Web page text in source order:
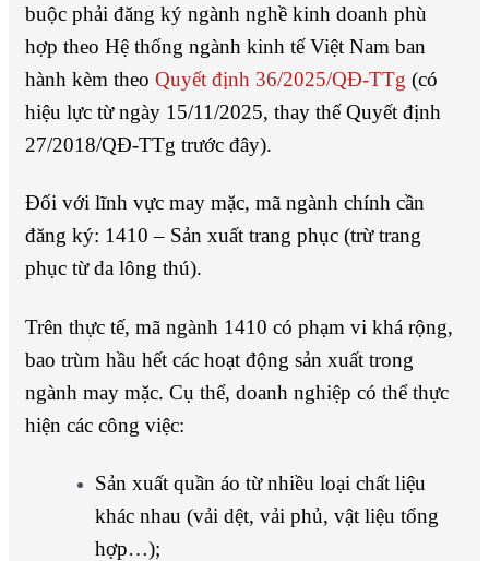
buộc phải đăng ký ngành nghề kinh doanh phù
hợp theo Hệ thống ngành kinh tế Việt Nam ban
hành kèm theo Quyết định 36/2025/QĐ-TTg (có
hiệu lực từ ngày 15/11/2025, thay thế Quyết định
27/2018/QĐ-TTg trước đây).
Đối với lĩnh vực may mặc, mã ngành chính cần
đăng ký: 1410 – Sản xuất trang phục (trừ trang
phục từ da lông thú).
Trên thực tế, mã ngành 1410 có phạm vi khá rộng,
bao trùm hầu hết các hoạt động sản xuất trong
ngành may mặc. Cụ thể, doanh nghiệp có thể thực
hiện các công việc:
Sản xuất quần áo từ nhiều loại chất liệu
khác nhau (vải dệt, vải phủ, vật liệu tổng
hợp…);